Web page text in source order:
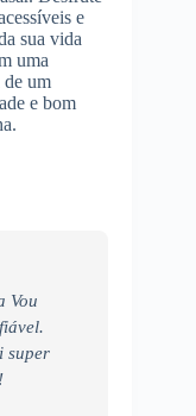
e
sua vida
uma
de um
e bom
Vou
super